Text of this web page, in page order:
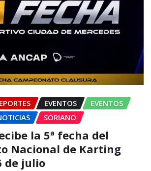
EVENTOS
EVENTOS
SORIANO
la 5ª fecha del
Nacional de Karting
de julio